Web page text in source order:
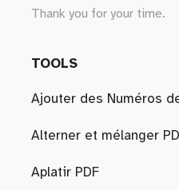
Thank you for your time.
TOOLS
Ajouter des Numéros
Alterner et mélanger
Aplatir PDF